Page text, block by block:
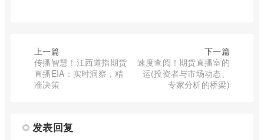
上一篇
传播智慧！江西道指期货
直播EIA：实时洞察，精
准决策
下一篇
速度查阅！期货直播室的
运(投资者与市场动态、
专家分析的桥梁)
发表回复